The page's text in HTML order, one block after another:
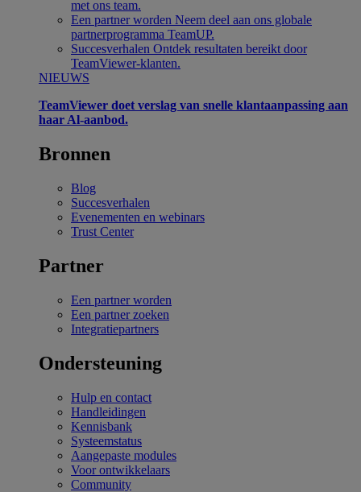
met ons team.
Een partner worden Neem deel aan ons globale
partnerprogramma TeamUP.
Succesverhalen Ontdek resultaten bereikt door
TeamViewer-klanten.
NIEUWS
TeamViewer doet verslag van snelle klantaanpassing aan
haar Al-aanbod.
Bronnen
Blog
Succesverhalen
Evenementen en webinars
Trust Center
Partner
Een partner worden
Een partner zoeken
Integratiepartners
Ondersteuning
Hulp en contact
Handleidingen
Kennisbank
Systeemstatus
Aangepaste modules
Voor ontwikkelaars
Community